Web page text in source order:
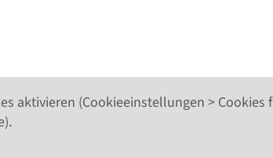
aktivieren (Cookieeinstellungen > Cookies